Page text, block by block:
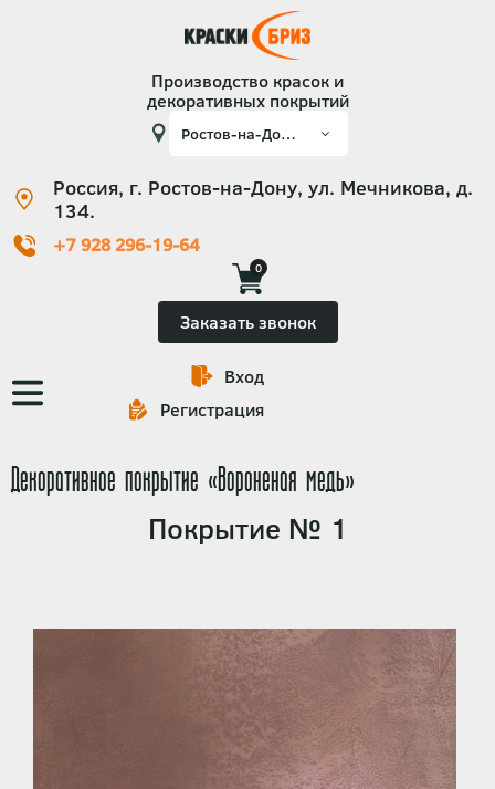
Производство красок и
декоративных покрытий
Россия, г. Ростов-на-Дону, ул. Мечникова, д.
134.
+7 928 296-19-64
0
Заказать звонок
Основная
навигация
Вход
Регистрация
Декоративное покрытие «Вороненая медь»
Покрытие № 1